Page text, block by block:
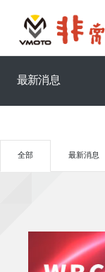
最新消息
全部 最新消息